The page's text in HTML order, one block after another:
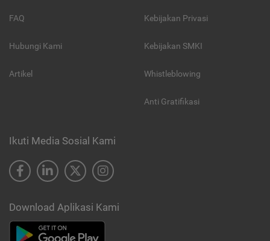
FAQ
Hubungi Kami
Artikel
Kebijakan Privasi
Kebijakan SMKI
Whistleblowing
Anti Gratifikasi
Ikuti Media Sosial Kami
Download Aplikasi Kami